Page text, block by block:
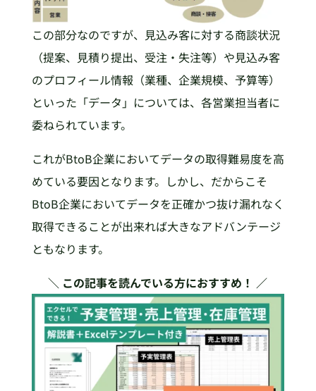
この部分なのですが、見込み客に対する商談状況
（提案、見積り提出、受注・失注等）や見込み客
のプロフィール情報（業種、企業規模、予算等）
といった「データ」については、各営業担当者に
委ねられています。
これがBtoB企業においてデータの取得難易度を高
めている要因となります。しかし、だからこそ
BtoB企業においてデータを正確かつ抜け漏れなく
取得できることが出来れば大きなアドバンテージ
ともなります。
＼ この記事を読んでいる方におすすめ！ ／